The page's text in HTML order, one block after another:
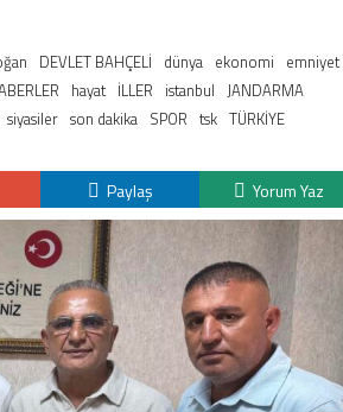
DEVLET BAHÇELİ dünya ekonomi emniyet
hayat İLLER istanbul JANDARMA
siyasiler son dakika SPOR tsk TÜRKİYE
Paylaş Yorum Yaz